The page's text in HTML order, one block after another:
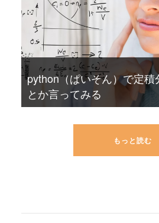
python（ぱいそん）で定積
とか言ってみる
もっと読む